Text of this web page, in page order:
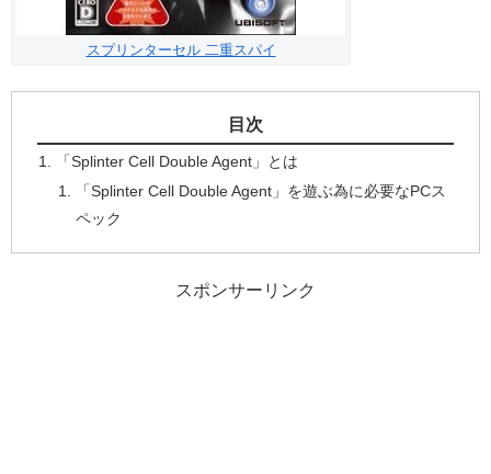
スプリンターセル 二重スパイ
目次
「Splinter Cell Double Agent」とは
「Splinter Cell Double Agent」を遊ぶ為に必要なPCス
ペック
スポンサーリンク